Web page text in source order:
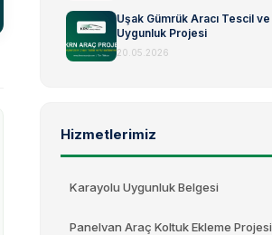
Uşak Gümrük Aracı Tescil ve
Uygunluk Projesi
20.05.2026
Hizmetlerimiz
Karayolu Uygunluk Belgesi
Panelvan Araç Koltuk Ekleme Projesi